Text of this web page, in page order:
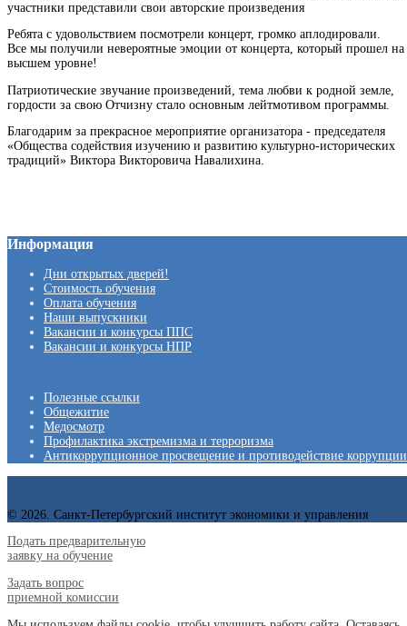
участники представили свои авторские произведения
Ребята с удовольствием посмотрели концерт, громко аплодировали.
Все мы получили невероятные эмоции от концерта, который прошел на
высшем уровне!
Патриотические звучание произведений, тема любви к родной земле,
гордости за свою Отчизну стало основным лейтмотивом программы.
Благодарим за прекрасное мероприятие организатора - председателя
«Общества содействия изучению и развитию культурно-исторических
традиций» Виктора Викторовича Навалихина.
Информация
Дни открытых дверей!
Стоимость обучения
Оплата обучения
Наши выпускники
Вакансии и конкурсы ППС
Вакансии и конкурсы НПР
Полезные ссылки
Общежитие
Медосмотр
Профилактика экстремизма и терроризма
Антикоррупционное просвещение и противодействие коррупции
© 2026. Санкт-Петербургский институт экономики и управления
Подать предварительную
заявку на обучение
Задать вопрос
приемной комиссии